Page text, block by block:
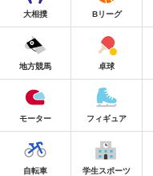
大相撲 Bリーグ
地方競馬 卓球
モーター フィギュア
自転車 学生スポーツ